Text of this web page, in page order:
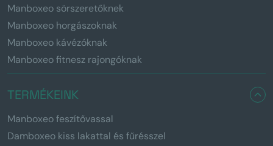
Manboxeo sörszeretőknek
Manboxeo horgászoknak
Manboxeo kávézóknak
Manboxeo fitnesz rajongóknak
TERMÉKEINK
Manboxeo feszítővassal
Damboxeo kiss lakattal és fűrésszel